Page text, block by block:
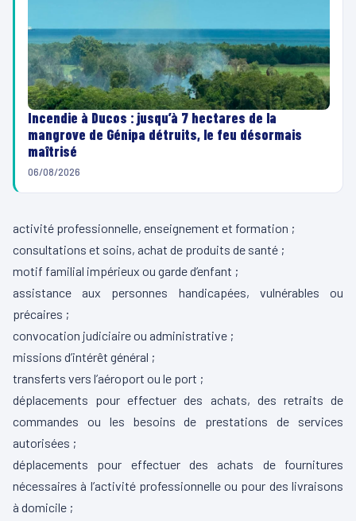
Incendie à Ducos : jusqu’à 7 hectares de la
mangrove de Génipa détruits, le feu désormais
maîtrisé
06/08/2026
activité professionnelle, enseignement et formation ;
consultations et soins, achat de produits de santé ;
motif familial impérieux ou garde d’enfant ;
assistance aux personnes handicapées, vulnérables ou
précaires ;
convocation judiciaire ou administrative ;
missions d’intérêt général ;
transferts vers l’aéroport ou le port ;
déplacements pour effectuer des achats, des retraits de
commandes ou les besoins de prestations de services
autorisées ;
déplacements pour effectuer des achats de fournitures
nécessaires à l’activité professionnelle ou pour des livraisons
à domicile ;